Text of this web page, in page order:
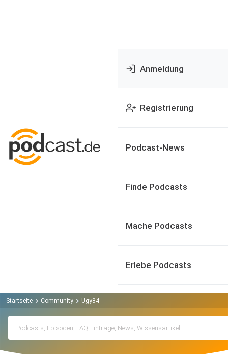
Anmeldung
Registrierung
Podcast-News
Finde Podcasts
Mache Podcasts
Erlebe Podcasts
Startseite Community Ugy84